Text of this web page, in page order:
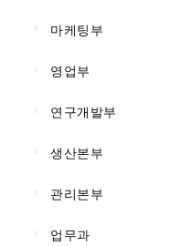
마케팅부
영업부
연구개발부
생산본부
관리본부
업무과